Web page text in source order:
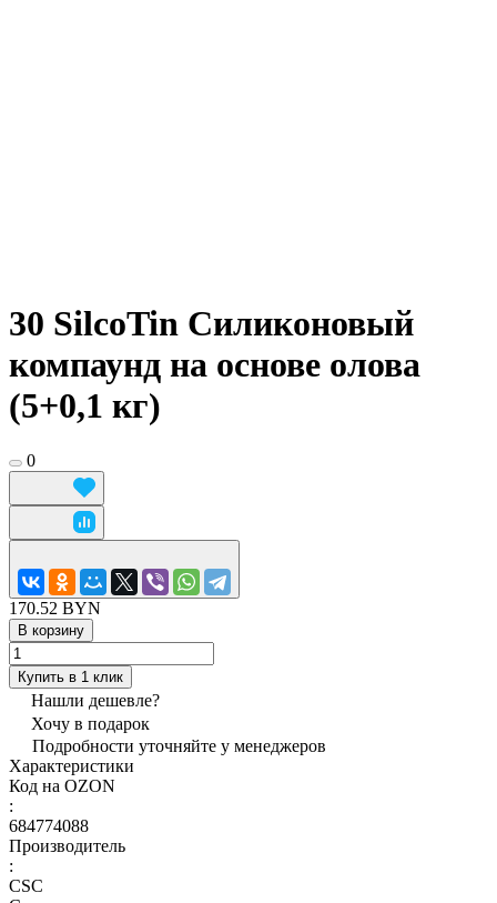
30 SilcoTin Силиконовый
компаунд на основе олова
(5+0,1 кг)
0
170.52 BYN
В корзину
Купить в 1 клик
Нашли дешевле?
Хочу в подарок
Подробности уточняйте у менеджеров
Характеристики
Код на OZON
:
684774088
Производитель
:
CSC